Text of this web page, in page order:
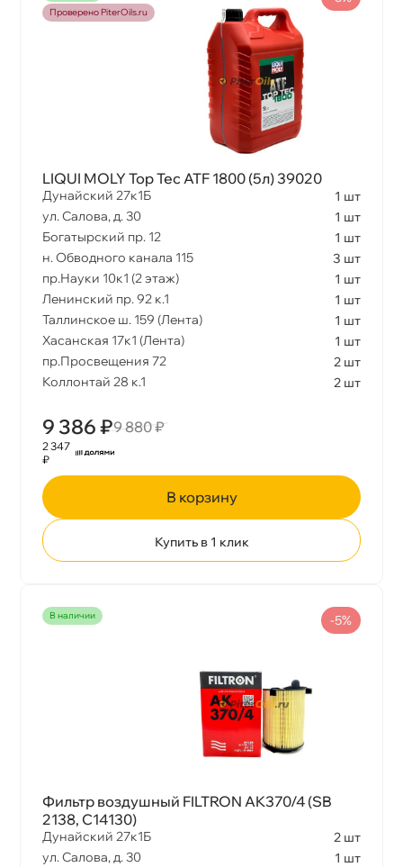
Толщина колодок
Стандарт ACEA
Тип Антифриза
Проверено PiterOils.ru
LIQUI MOLY Top Tec ATF 1800 (5л) 39020
Дунайский 27к1Б
1 шт
ул. Салова, д. 30
1 шт
Богатырский пр. 12
1 шт
н. Обводного канала 115
3 шт
пр.Науки 10к1 (2 этаж)
1 шт
Ленинский пр. 92 к.1
1 шт
Таллинское ш. 159 (Лента)
1 шт
Хасанская 17к1 (Лента)
1 шт
пр.Просвещения 72
2 шт
Коллонтай 28 к.1
2 шт
9 386 ₽9 880 ₽
2 347
₽
корзину
Купить в 1 клик
наличии
Фильтр воздушный FILTRON AK370/4 (SB
2138, C14130)
Дунайский 27к1Б
2 шт
ул. Салова, д. 30
1 шт
-5%